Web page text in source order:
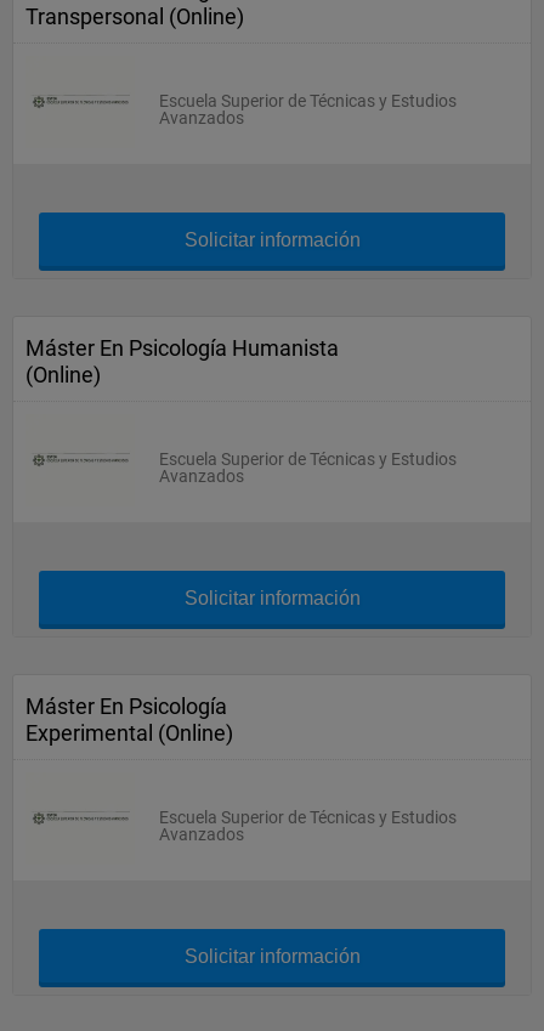
Transpersonal (Online)
Escuela Superior de Técnicas y Estudios
Avanzados
Solicitar información
Máster En Psicología Humanista
(Online)
Escuela Superior de Técnicas y Estudios
Avanzados
Solicitar información
Máster En Psicología
Experimental (Online)
Escuela Superior de Técnicas y Estudios
Avanzados
Solicitar información